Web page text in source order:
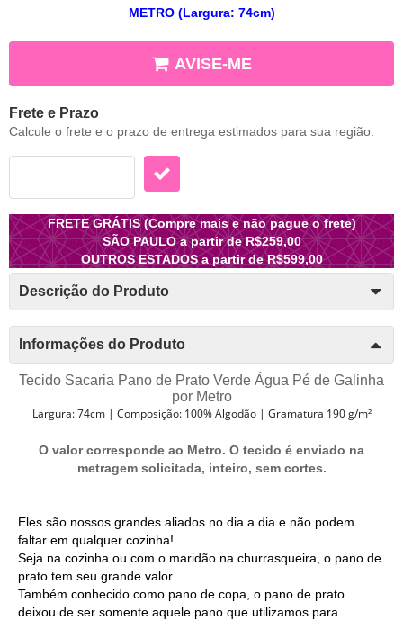
METRO (Largura: 74cm)
AVISE-ME
Frete e Prazo
Calcule o frete e o prazo de entrega estimados para sua região:
FRETE GRÁTIS (Compre mais e não pague o frete)
SÃO PAULO a partir de R$259,00
OUTROS ESTADOS a partir de R$599,00
Descrição do Produto
Informações do Produto
Tecido Sacaria Pano de Prato Verde Água Pé de Galinha
por Metro
Largura: 74cm | Composição: 100% Algodão | Gramatura 190 g/m²
O valor corresponde ao Metro. O tecido é enviado na
metragem solicitada, inteiro, sem cortes.
Eles são nossos grandes aliados no dia a dia e não podem
faltar em qualquer cozinha!
Seja na cozinha ou com o maridão na churrasqueira, o pano de
prato tem seu grande valor.
Também conhecido como pano de copa, o pano de prato
deixou de ser somente aquele pano que utilizamos para